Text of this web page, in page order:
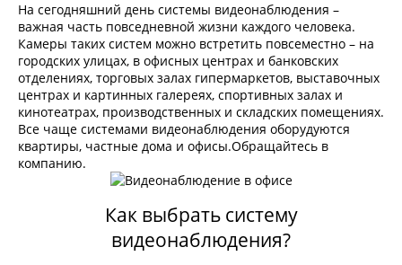
На сегодняшний день системы видеонаблюдения –
важная часть повседневной жизни каждого человека.
Камеры таких систем можно встретить повсеместно – на
городских улицах, в офисных центрах и банковских
отделениях, торговых залах гипермаркетов, выставочных
центрах и картинных галереях, спортивных залах и
кинотеатрах, производственных и складских помещениях.
Все чаще системами видеонаблюдения оборудуются
квартиры, частные дома и офисы.Обращайтесь в
компанию.
Как выбрать систему
видеонаблюдения?